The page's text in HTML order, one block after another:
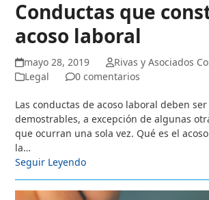
Conductas que
acoso laboral
mayo 28, 2019
Rivas y Asociados
Legal
0 comentarios
Las conductas de acoso laboral deben
demostrables, a excepción de algunas
que ocurran una sola vez. Qué es el
la…
Seguir Leyendo